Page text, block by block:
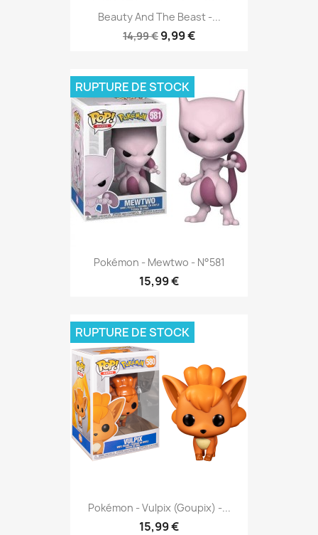
Beauty And The Beast -...
14,99 € 9,99 €
Pokémon - Mewtwo - N°581
15,99 €
RUPTURE DE STOCK
Pokémon - Vulpix (Goupix) -...
15,99 €
RUPTURE DE STOCK